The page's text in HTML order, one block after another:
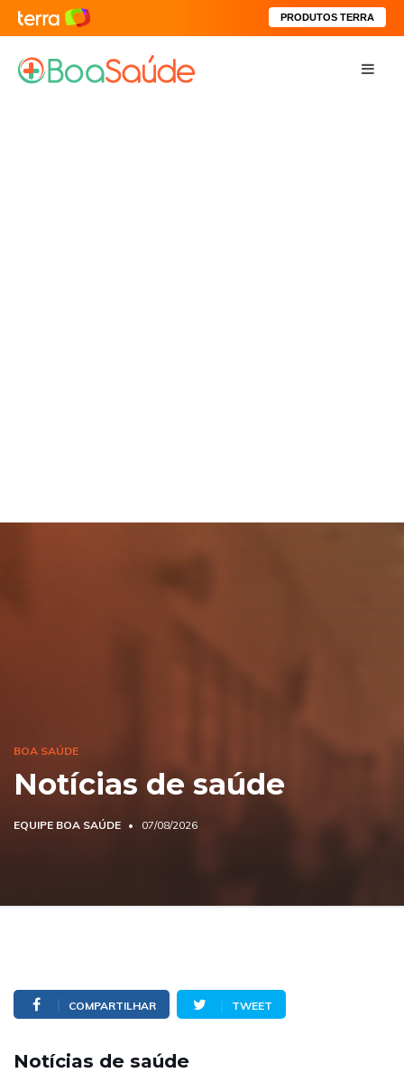
PRODUTOS TERRA
BOA SAÚDE
Notícias de saúde
EQUIPE BOA SAÚDE 07/08/2026
COMPARTILHAR TWEET
Notícias de saúde